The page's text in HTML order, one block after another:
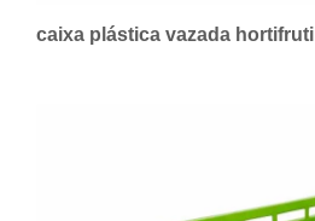
caixa plástica vazada hortifruti